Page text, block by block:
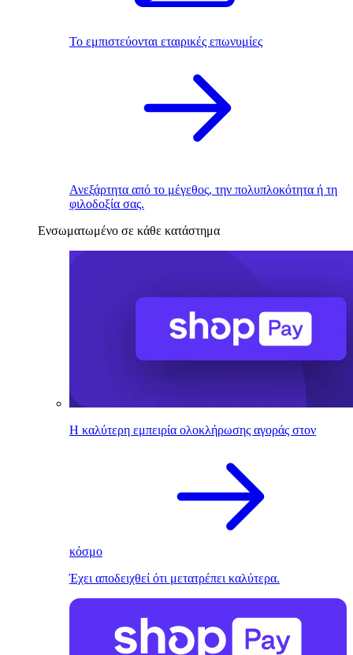
Το εμπιστεύονται εταιρικές επωνυμίες
Ανεξάρτητα από το μέγεθος, την πολυπλοκότητα ή τη
φιλοδοξία σας.
Ενσωματωμένο σε κάθε κατάστημα
Η καλύτερη εμπειρία ολοκλήρωσης αγοράς στον
κόσμο
Έχει αποδειχθεί ότι μετατρέπει καλύτερα.